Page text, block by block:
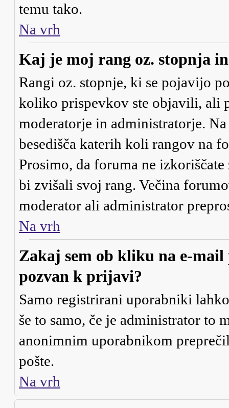
temu tako.
Na vrh
Kaj je moj rang oz. stopnja
Rangi oz. stopnje, ki se pojavijo
koliko prispevkov ste objavili, ali
moderatorje in administratorje.
besedišča katerih koli rangov na
Prosimo, da foruma ne
bi zvišali svoj rang. Večina
moderator ali administrator
Na vrh
Zakaj sem ob kliku na e-mail
pozvan k prijavi?
Samo registrirani uporabniki
še to samo, če je administrator to
anonimnim uporabnikom
pošte.
Na vrh